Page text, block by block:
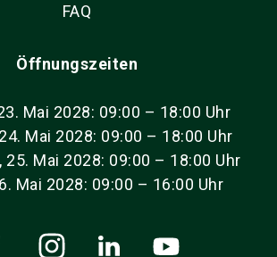
FAQ
Öffnungszeiten
Mai 2028: 09:00 – 18:00 Uhr
Mai 2028: 09:00 – 18:00 Uhr
25. Mai 2028: 09:00 – 18:00 Uhr
Mai 2028: 09:00 – 16:00 Uhr